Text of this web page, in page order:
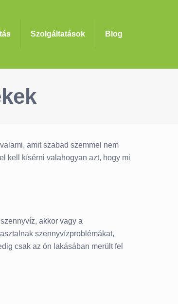
Szolgáltatások Blog
amit szabad szemmel nem
kell kísérni valahogyan azt, hogy mi
akkor vagy a
szennyvízproblémákat,
csak az ön lakásában merült fel